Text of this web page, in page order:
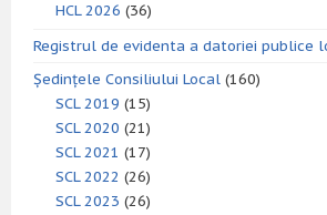
HCL 2026 (36)
Registrul de evidenta a datoriei publice
Ședințele Consiliului Local (160)
SCL 2019 (15)
SCL 2020 (21)
SCL 2021 (17)
SCL 2022 (26)
SCL 2023 (26)